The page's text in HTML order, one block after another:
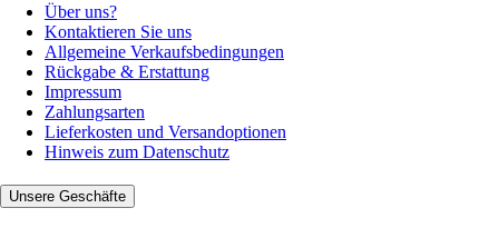
Über uns?
Kontaktieren Sie uns
Allgemeine Verkaufsbedingungen
Rückgabe & Erstattung
Impressum
Zahlungsarten
Lieferkosten und Versandoptionen
Hinweis zum Datenschutz
Unsere Geschäfte